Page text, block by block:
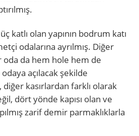
katlı olan yapının bodrum katı
odalarına ayrılmış. Diğer
da hem hole hem de
açılacak şekilde
diğer kasırlardan farklı olarak
dört yönde kapısı olan ve
zarif demir parmaklıklarla